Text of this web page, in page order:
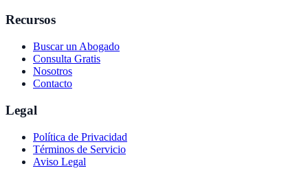
Recursos
Buscar un Abogado
Consulta Gratis
Nosotros
Contacto
Legal
Política de Privacidad
Términos de Servicio
Aviso Legal